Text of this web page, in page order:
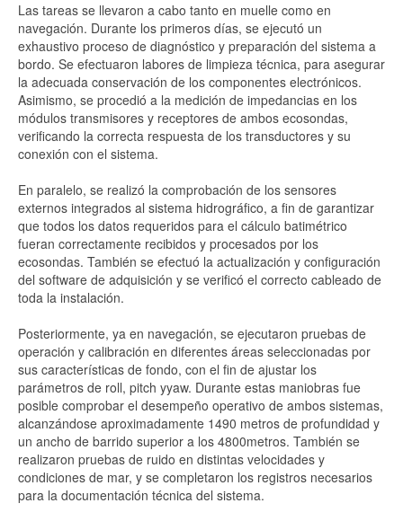
Las tareas se llevaron a cabo tanto en muelle como en
navegación. Durante los primeros días, se ejecutó un
exhaustivo proceso de diagnóstico y preparación del sistema a
bordo. Se efectuaron labores de limpieza técnica, para asegurar
la adecuada conservación de los componentes electrónicos.
Asimismo, se procedió a la medición de impedancias en los
módulos transmisores y receptores de ambos ecosondas,
verificando la correcta respuesta de los transductores y su
conexión con el sistema.
En paralelo, se realizó la comprobación de los sensores
externos integrados al sistema hidrográfico, a fin de garantizar
que todos los datos requeridos para el cálculo batimétrico
fueran correctamente recibidos y procesados por los
ecosondas. También se efectuó la actualización y configuración
del software de adquisición y se verificó el correcto cableado de
toda la instalación.
Posteriormente, ya en navegación, se ejecutaron pruebas de
operación y calibración en diferentes áreas seleccionadas por
sus características de fondo, con el fin de ajustar los
parámetros de roll, pitch yyaw. Durante estas maniobras fue
posible comprobar el desempeño operativo de ambos sistemas,
alcanzándose aproximadamente 1490 metros de profundidad y
un ancho de barrido superior a los 4800metros. También se
realizaron pruebas de ruido en distintas velocidades y
condiciones de mar, y se completaron los registros necesarios
para la documentación técnica del sistema.